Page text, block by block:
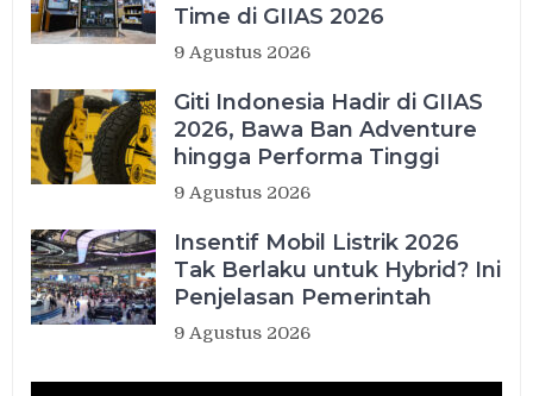
Time di GIIAS 2026
9 Agustus 2026
Giti Indonesia Hadir di GIIAS
2026, Bawa Ban Adventure
hingga Performa Tinggi
9 Agustus 2026
Insentif Mobil Listrik 2026
Tak Berlaku untuk Hybrid? Ini
Penjelasan Pemerintah
9 Agustus 2026